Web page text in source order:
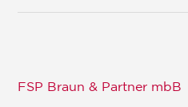
FSP Braun & Partner mbB